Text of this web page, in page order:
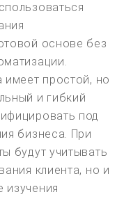
основе без
имеет простой, но
и гибкий
под
бизнеса. При
будут учитывать
клиента, но и